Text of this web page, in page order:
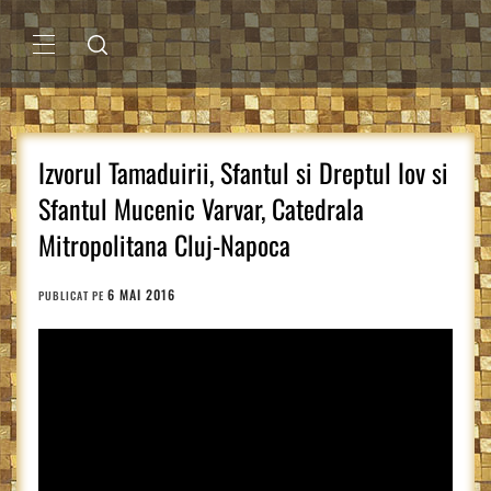
Sari
la
conținutMENIU
PRINCIPAL
Izvorul Tamaduirii, Sfantul si Dreptul Iov si
Sfantul Mucenic Varvar, Catedrala
Mitropolitana Cluj-Napoca
PUBLICAT PE 6 MAI 2016